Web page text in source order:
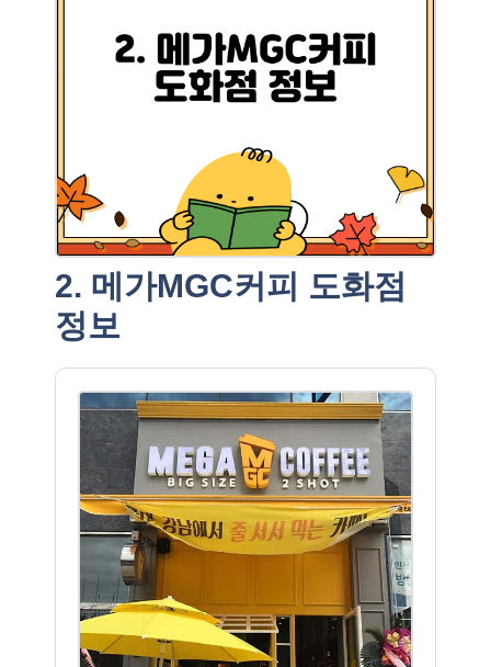
2. 메가MGC커피 도화점
정보